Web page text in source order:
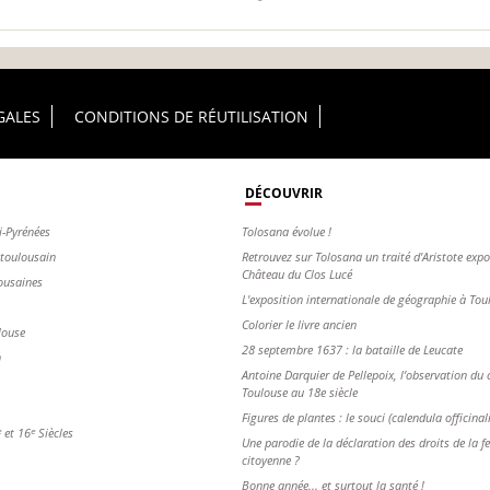
CONDITIONS DE RÉUTILISATION
16ᵉ Siècles
DÉCOUVRIR
Tolosana évolue !
Retrouvez sur Tolosana un traité d'Aristote
Château du Clos Lucé
L'exposition internationale de géographie à
Colorier le livre ancien
28 septembre 1637 : la bataille de Leucate
Antoine Darquier de Pellepoix, l’observation du
Toulouse au 18e siècle
Figures de plantes : le souci (calendula
Une parodie de la déclaration des droits de la
citoyenne ?
Bonne année... et surtout la santé !